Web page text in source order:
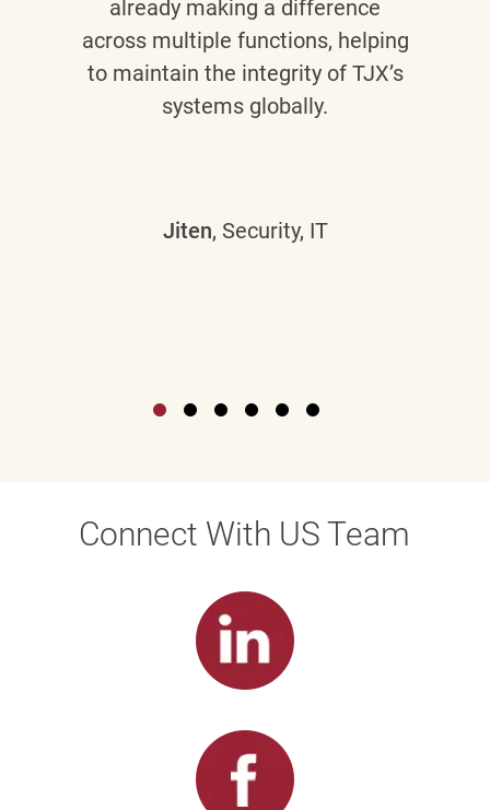
already making a difference
across multiple functions, helping
to maintain the integrity of TJX’s
systems globally.
Jiten, Security, IT
Connect With US Team